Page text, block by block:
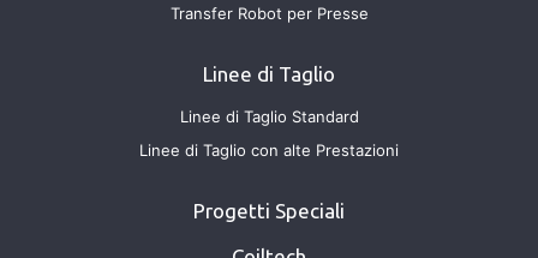
Transfer Robot per Presse
Linee di Taglio
Linee di Taglio Standard
Linee di Taglio con alte Prestazioni
Progetti Speciali